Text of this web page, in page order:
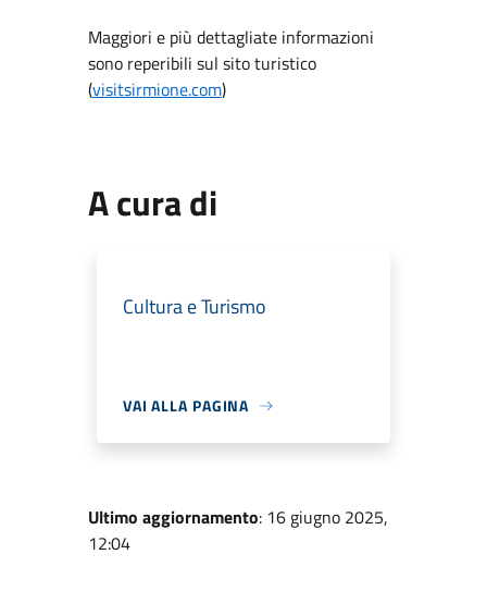
Maggiori e più dettagliate informazioni
sono reperibili sul sito turistico
(visitsirmione.com)
A cura di
Cultura e Turismo
VAI ALLA PAGINA
Ultimo aggiornamento: 16 giugno 2025,
12:04